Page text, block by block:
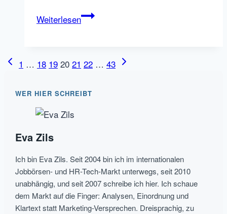
WeiterlesenHuch
Jobbörse
da!
Seitennavigation
Vorherige
1 … 18 19 20 21 22 … 43 Nächste
WER HIER SCHREIBT
Eva Zils
Ich bin Eva Zils. Seit 2004 bin ich im internationalen
Jobbörsen- und HR-Tech-Markt unterwegs, seit 2010
unabhängig, und seit 2007 schreibe ich hier. Ich schaue
dem Markt auf die Finger: Analysen, Einordnung und
Klartext statt Marketing-Versprechen. Dreisprachig, zu